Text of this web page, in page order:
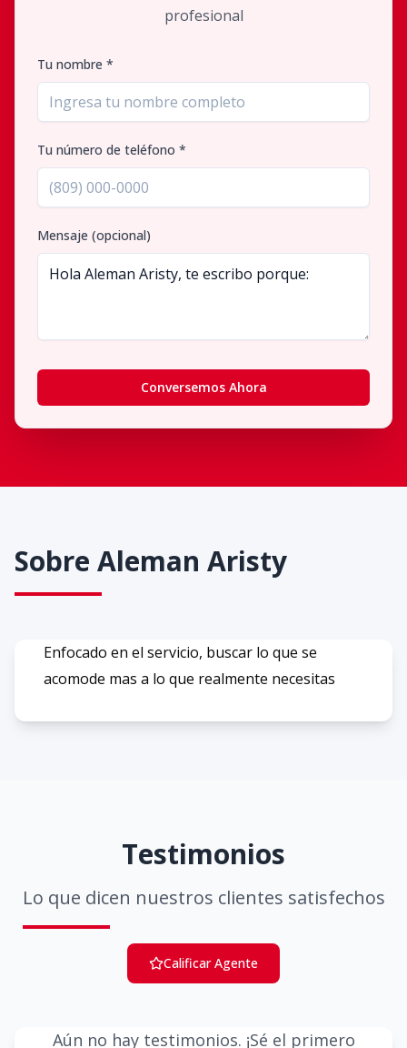
profesional
Tu nombre *
Tu número de teléfono *
Mensaje (opcional)
Conversemos Ahora
Sobre Aleman Aristy
Enfocado en el servicio, buscar lo que se
acomode mas a lo que realmente necesitas
Testimonios
Lo que dicen nuestros clientes satisfechos
Calificar Agente
Aún no hay testimonios. ¡Sé el primero